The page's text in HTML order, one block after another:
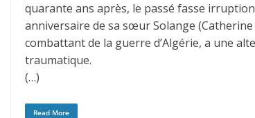
quarante ans après, le passé fasse
anniversaire de sa sœur Solange
combattant de la guerre d’Algérie, a une
traumatique.
(…)
Read More